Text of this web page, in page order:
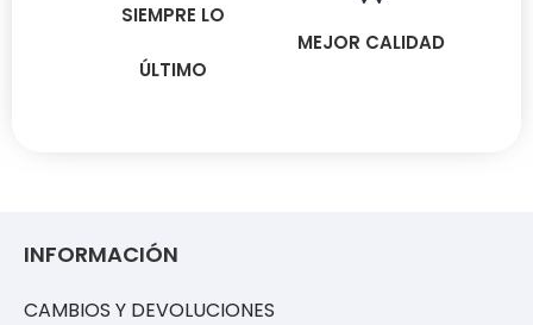
SIEMPRE LO
ÚLTIMO
MEJOR CALIDAD
INFORMACIÓN
CAMBIOS Y DEVOLUCIONES